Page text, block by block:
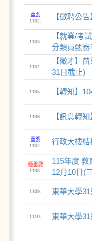
重要
1102.
【徵聘公
1103.
【就業/考
分類員甄審
1104.
【徵才】
31日截止)
1105. 【轉知】
1106. 【訊息轉
重要
1107.
行政大樓結
極重要
1108.
115年度 教
12月10日(
1109. 東華大學
1110. 東華大學